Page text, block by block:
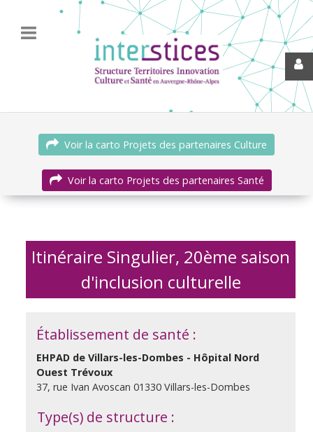
Voir la carto Projets des partenaires Culture
Voir la carto Projets des partenaires Santé
Itinéraire Singulier, 20ème saison
d'inclusion culturelle
Établissement de santé :
EHPAD de Villars-les-Dombes - Hôpital Nord
Ouest Trévoux
37, rue Ivan Avoscan 01330 Villars-les-Dombes
Type(s) de structure :